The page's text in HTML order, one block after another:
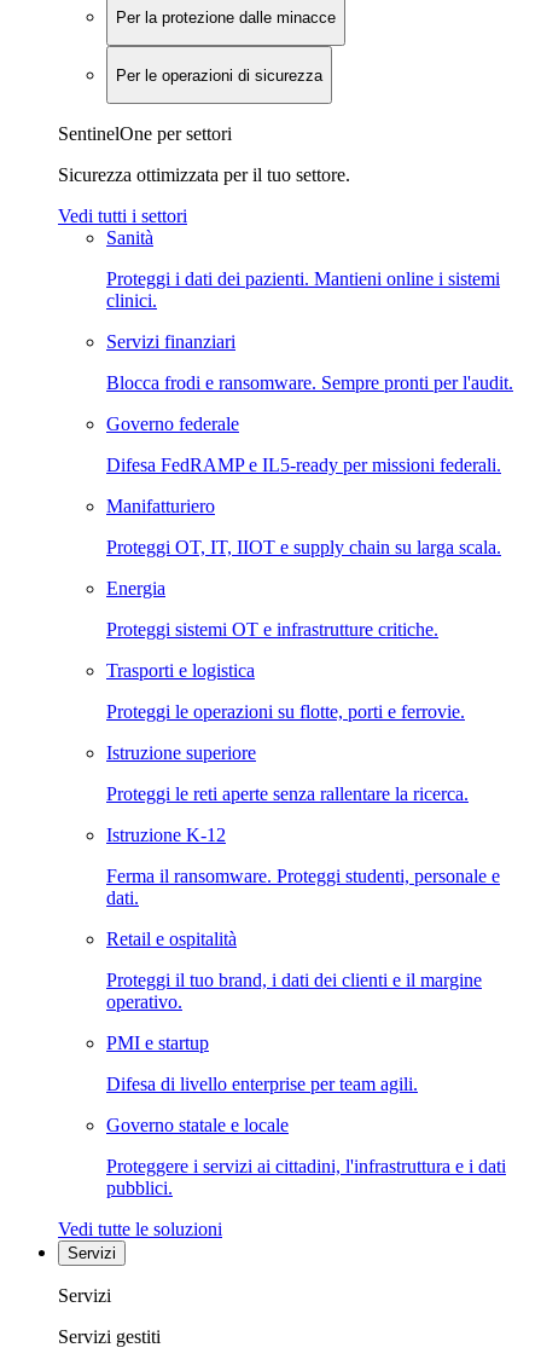
Per la protezione dalle minacce
Per le operazioni di sicurezza
SentinelOne per settori
Sicurezza ottimizzata per il tuo settore.
Vedi tutti i settori
Sanità
Proteggi i dati dei pazienti. Mantieni online i sistemi
clinici.
Servizi finanziari
Blocca frodi e ransomware. Sempre pronti per l'audit.
Governo federale
Difesa FedRAMP e IL5-ready per missioni federali.
Manifatturiero
Proteggi OT, IT, IIOT e supply chain su larga scala.
Energia
Proteggi sistemi OT e infrastrutture critiche.
Trasporti e logistica
Proteggi le operazioni su flotte, porti e ferrovie.
Istruzione superiore
Proteggi le reti aperte senza rallentare la ricerca.
Istruzione K-12
Ferma il ransomware. Proteggi studenti, personale e
dati.
Retail e ospitalità
Proteggi il tuo brand, i dati dei clienti e il margine
operativo.
PMI e startup
Difesa di livello enterprise per team agili.
Governo statale e locale
Proteggere i servizi ai cittadini, l'infrastruttura e i dati
pubblici.
Vedi tutte le soluzioni
Servizi
Servizi
Servizi gestiti